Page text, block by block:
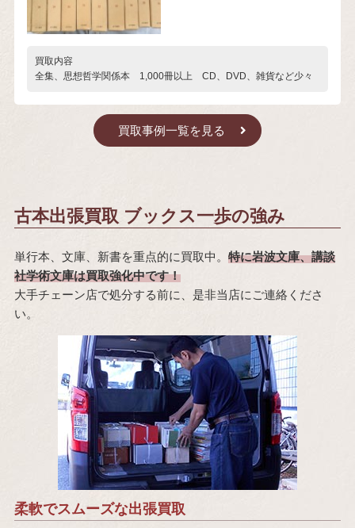
買取内容
全集、思想哲学関係本 1,000冊以上 CD、DVD、雑貨など少々
買取事例一覧を見る
古本出張買取 ブックス一歩の強み
単行本、文庫、新書を重点的に買取中。 特に岩波文庫、講談
社学術文庫は買取強化中です！
大手チェーン店で処分する前に、是非当店にご連絡くださ
い。
柔軟でスムーズな出張買取